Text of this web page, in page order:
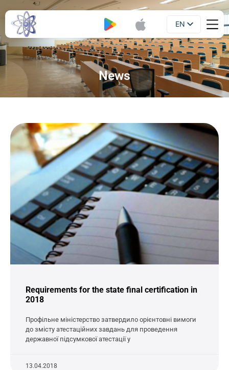
EN
UA
News
Requirements for the state final certification in
2018
Профільне міністерство затвердило орієнтовні вимоги
до змісту атестаційних завдань для проведення
державної підсумкової атестації у
13.04.2018